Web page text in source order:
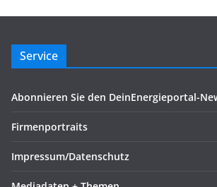
Service
Abonnieren Sie den DeinEnergieportal-
Firmenportraits
Impressum/Datenschutz